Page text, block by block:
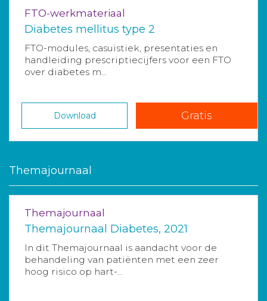
FTO-werkmateriaal
Diabetes mellitus type 2
FTO-modules, casuïstiek, presentaties en
handleiding prescriptiecijfers voor een FTO
over diabetes m...
Download Gratis
Themajournaal
Themajournaal
Themajournaal Diabetes, 2021
In dit Themajournaal is aandacht voor de
behandeling van patiënten met een zeer
hoog risico op hart-...